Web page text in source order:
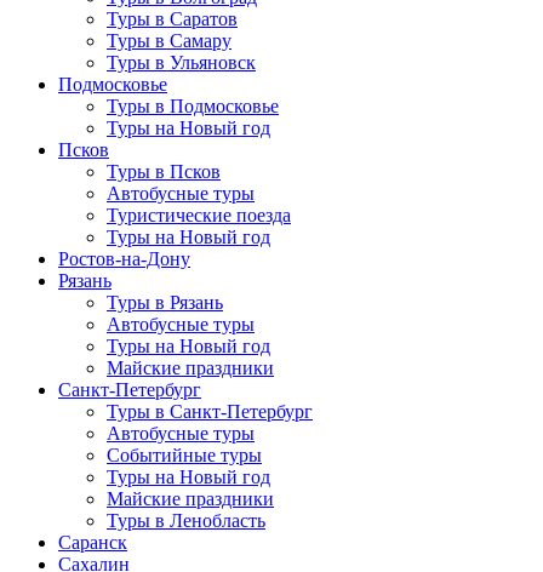
Туры в Саратов
Туры в Самару
Туры в Ульяновск
Подмосковье
Туры в Подмосковье
Туры на Новый год
Псков
Туры в Псков
Автобусные туры
Туристические поезда
Туры на Новый год
Ростов-на-Дону
Рязань
Туры в Рязань
Автобусные туры
Туры на Новый год
Майские праздники
Санкт-Петербург
Туры в Санкт-Петербург
Автобусные туры
Событийные туры
Туры на Новый год
Майские праздники
Туры в Ленобласть
Саранск
Сахалин